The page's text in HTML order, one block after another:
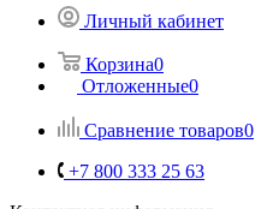
Личный кабинет
Корзина0
Отложенные0
Сравнение товаров0
+7 800 333 25 63